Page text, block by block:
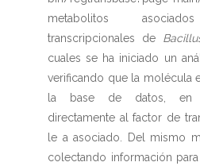
metabolitos
transcripcionales de
cuales se ha iniciado un
verificando que la molécula
la base de datos, en
directamente al factor de
le a asociado. Del mismo
colectando información